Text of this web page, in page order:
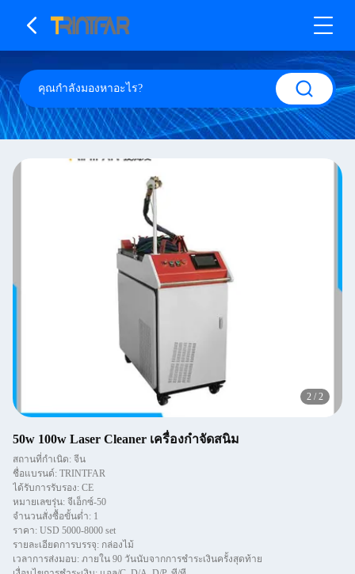
2 / 2
50w 100w Laser Cleaner เครื่องกำจัดสนิม
สถานที่กำเนิด: จีน
ชื่อแบรนด์: TRINTFAR
ได้รับการรับรอง: CE
หมายเลขรุ่น: จีเอ็กซ์-50
จำนวนสั่งซื้อขั้นต่ำ: 1
ราคา: USD 5000-8000 set
รายละเอียดการบรรจุ: กล่องไม้
เวลาการส่งมอบ: ภายใน 90 วันนับจากการชำระเงินครั้งสุดท้าย